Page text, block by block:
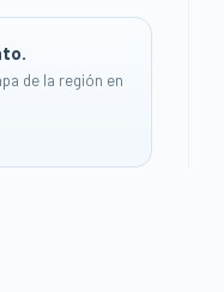
de la región en